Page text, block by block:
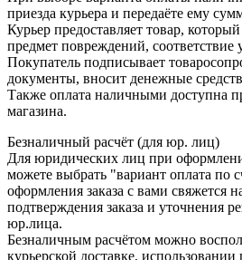
приезда курьера и передаёте ему
Курьер предоставляет товар,
предмет повреждений, соответствие
Покупатель подписывает
документы, вносит денежные
Также оплата наличными доступна
магазина.
Безналичный расчёт (для юр. лиц)
Для юридических лиц при
можете выбрать "вариант оплата по
оформления заказа с вами свяжется
подтверждения заказа и уточнения
юр.лица.
Безналичным расчётом можно
курьерской доставке, использовании